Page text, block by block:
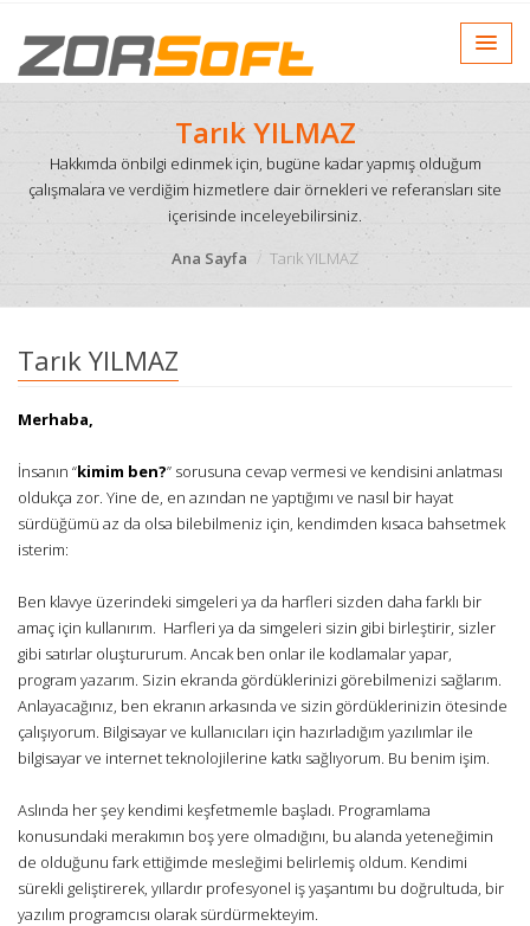
Tarık YILMAZ
Hakkımda önbilgi edinmek için, bugüne kadar yapmış olduğum
çalışmalara ve verdiğim hizmetlere dair örnekleri ve referansları site
içerisinde inceleyebilirsiniz.
Ana Sayfa
Tarık YILMAZ
Tarık YILMAZ
Merhaba,
İnsanın “kimim ben?” sorusuna cevap vermesi ve kendisini anlatması
oldukça zor. Yine de, en azından ne yaptığımı ve nasıl bir hayat
sürdüğümü az da olsa bilebilmeniz için, kendimden kısaca bahsetmek
isterim:
Ben klavye üzerindeki simgeleri ya da harfleri sizden daha farklı bir
amaç için kullanırım. Harfleri ya da simgeleri sizin gibi birleştirir, sizler
gibi satırlar oluştururum. Ancak ben onlar ile kodlamalar yapar,
program yazarım. Sizin ekranda gördüklerinizi görebilmenizi sağlarım.
Anlayacağınız, ben ekranın arkasında ve sizin gördüklerinizin ötesinde
çalışıyorum. Bilgisayar ve kullanıcıları için hazırladığım yazılımlar ile
bilgisayar ve internet teknolojilerine katkı sağlıyorum. Bu benim işim.
Aslında her şey kendimi keşfetmemle başladı. Programlama
konusundaki merakımın boş yere olmadığını, bu alanda yeteneğimin
de olduğunu fark ettiğimde mesleğimi belirlemiş oldum. Kendimi
sürekli geliştirerek, yıllardır profesyonel iş yaşantımı bu doğrultuda, bir
yazılım programcısı olarak sürdürmekteyim.